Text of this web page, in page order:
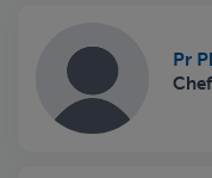
Pr